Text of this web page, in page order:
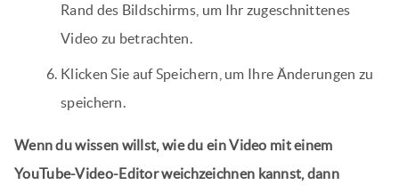
Rand des Bildschirms, um Ihr zugeschnittenes
Video zu betrachten.
Klicken Sie auf Speichern, um Ihre Änderungen zu
speichern.
Wenn du wissen willst, wie du ein Video mit einem
YouTube-Video-Editor weichzeichnen kannst, dann